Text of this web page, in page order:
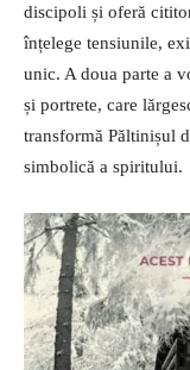
discipoli și oferă
înțelege tensiunile,
unic. A doua parte a
și portrete, care
transformă Păltinișul
simbolică a spiritului.